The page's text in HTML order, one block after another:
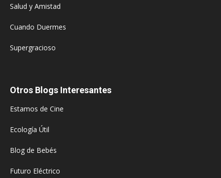
Salud y Amistad
Cuando Duermes
Supergracioso
Otros Blogs Interesantes
Estamos de Cine
Ecología Útil
Blog de Bebés
Futuro Eléctrico